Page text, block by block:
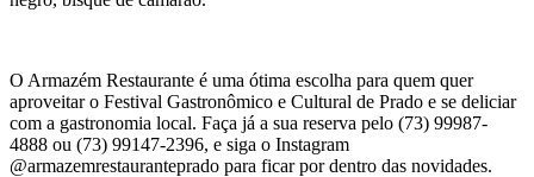
O Armazém Restaurante é uma ótima escolha para quem quer
aproveitar o Festival Gastronômico e Cultural de Prado e se deliciar
com a gastronomia local. Faça já a sua reserva pelo (73) 99987-
4888 ou (73) 99147-2396, e siga o Instagram
@armazemrestauranteprado para ficar por dentro das novidades.